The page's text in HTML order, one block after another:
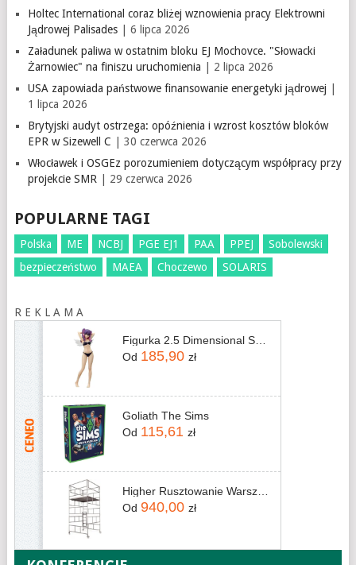
Holtec International coraz bliżej wznowienia pracy Elektrowni
Jądrowej Palisades| 6 lipca 2026
Załadunek paliwa w ostatnim bloku EJ Mochovce. "Słowacki
Żarnowiec" na finiszu uruchomienia | 2 lipca 2026
USA zapowiada państwowe finansowanie energetyki jądrowej
1 lipca 2026
Brytyjski audyt ostrzega: opóźnienia i wzrost kosztów bloków
EPR w Sizewell C | 30 czerwca 2026
Włocławek i OSGEz porozumieniem dotyczącym współpracy przy
projekcie SMR| 29 czerwca 2026
POPULARNE TAGI
Polska ME NCBJ PGE EJ1 PAA PPEJ
Sobolewski
bezpieczeństwo
MAEA Choczewo SOLARIS
R E K L A M A
Figurka 2.5 Dimensional Seduction Miriella Swimsuit Glitter&Glamorous 22cm
Od 185,90 zł
Goliath The Sims
Od 115,61 zł
Higher Rusztowanie Warszawskie Zestaw 16 Ramek - Malowane
Od 940,00 zł